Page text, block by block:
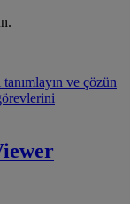
tanımlayın ve çözün